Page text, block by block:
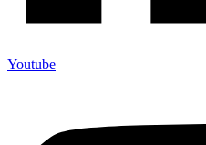
Youtube